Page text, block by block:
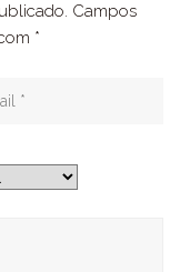
Campos
*